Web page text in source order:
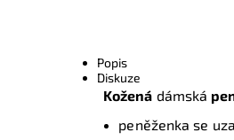
Popis
Diskuze
Kožená dámská
peněženka se